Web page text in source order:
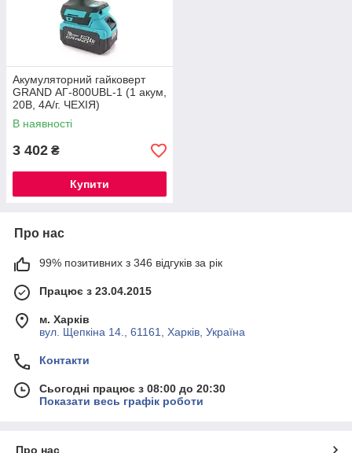
Акумуляторний гайковерт
GRAND АГ-800UBL-1 (1 акум,
20В, 4А/г. ЧЕХІЯ)
В наявності
3 402 ₴
Купити
Про нас
99% позитивних з 346 відгуків за рік
Працює з 23.04.2015
м. Харків
вул. Щепкіна 14., 61161, Харків, Україна
Контакти
Сьогодні працює з 08:00 до 20:30
Показати весь графік роботи
Про нас